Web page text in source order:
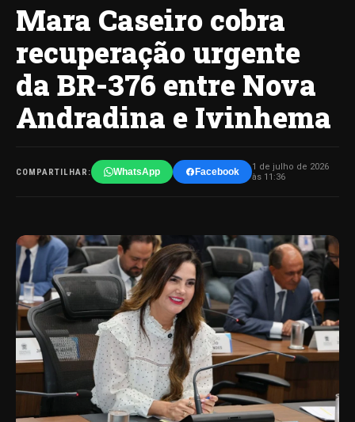
Mara Caseiro cobra
recuperação urgente
da BR-376 entre Nova
Andradina e Ivinhema
COMPARTILHAR: WhatsApp Facebook
1 de julho de 2026
às 11:36